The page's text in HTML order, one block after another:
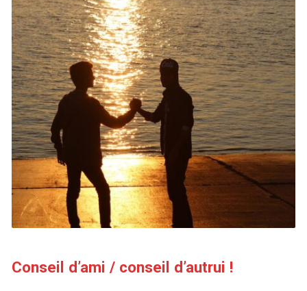
Conseil d’ami / conseil d’autrui !